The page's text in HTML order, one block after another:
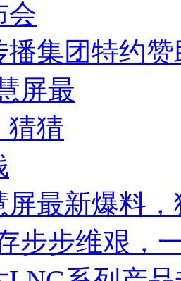
播集团特约
屏最新爆料